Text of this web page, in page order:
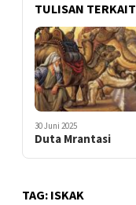
TULISAN TERKAIT
30 Juni 2025
Duta Mrantasi
TAG: ISKAK